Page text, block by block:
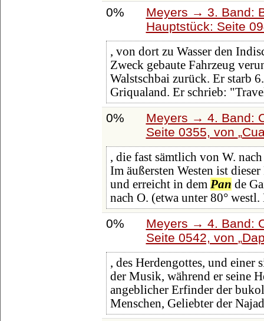
0%
Meyers → 3. Band:
Hauptstück: Seite
, von dort zu Wasser den
Zweck gebaute Fahrzeug
Walstschbai zurück. Er starb
Griqualand. Er schrieb:
0%
Meyers → 4. Band:
Seite 0355, von
, die fast sämtlich von W.
Im äußersten Westen ist
und erreicht in dem Pan de
nach O. (etwa unter 80° westl.
0%
Meyers → 4. Band:
Seite 0542, von
, des Herdengottes, und
der Musik, während er seine
angeblicher Erfinder der
Menschen, Geliebter der